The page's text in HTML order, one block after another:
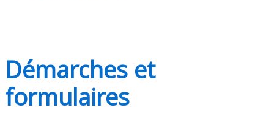
Démarches et
formulaires